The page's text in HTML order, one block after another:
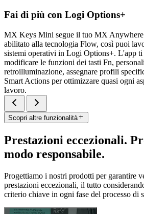
Fai di più con Logi Options+
MX Keys Mini segue il tuo MX
abilitato alla tecnologia Flow, così puoi
sistemi operativi in Logi Options+. L'app ti
modificare le funzioni dei tasti Fn,
retroilluminazione, assegnare profili
Smart Actions per ottimizzare quasi ogni
lavoro.
Scopri altre funzionalità
Prestazioni eccezionali.
modo responsabile.
Progettiamo i nostri prodotti per garantire
prestazioni eccezionali, il tutto
criterio chiave in ogni fase del processo di